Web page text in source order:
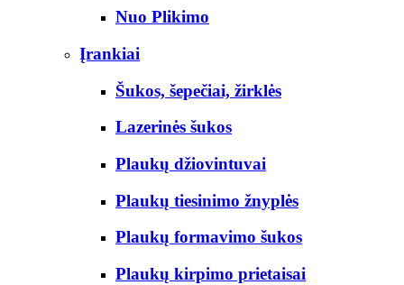
Nuo Plikimo
Įrankiai
Šukos, šepečiai, žirklės
Lazerinės šukos
Plaukų džiovintuvai
Plaukų tiesinimo žnyplės
Plaukų formavimo šukos
Plaukų kirpimo prietaisai